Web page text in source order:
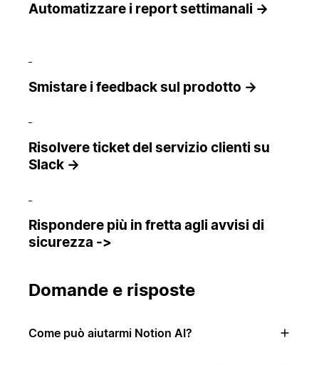
Automatizzare i report settimanali →
Smistare i feedback sul prodotto →
Risolvere ticket del servizio clienti su
Slack →
Rispondere più in fretta agli avvisi di
sicurezza ->
Domande e risposte
Come può aiutarmi Notion AI?